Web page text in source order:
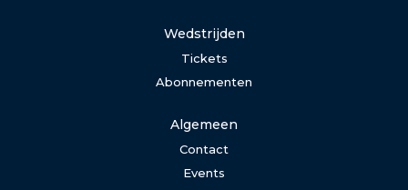
Wedstrijden
Tickets
Abonnementen
Algemeen
Contact
Events